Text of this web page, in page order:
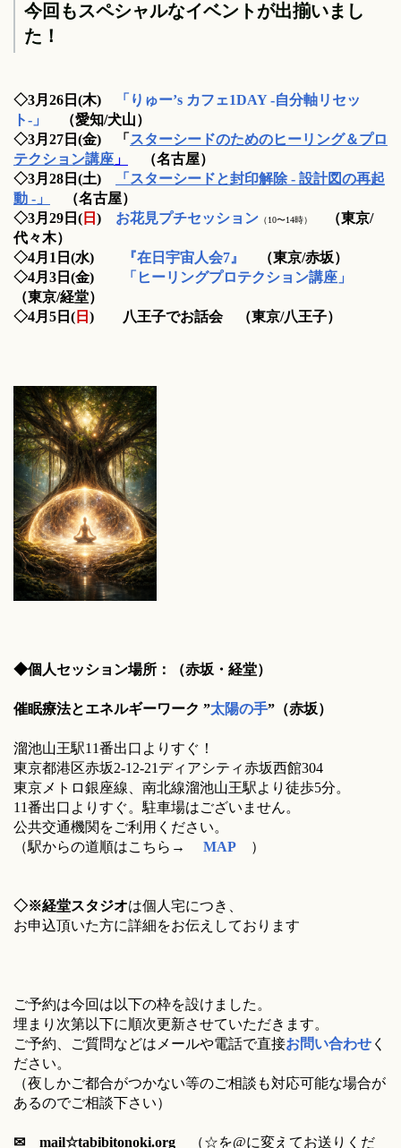
今回もスペシャルなイベントが出揃いまし
た！
◇3月26日(木)
「りゅー’s カフェ1DAY -自分軸リセッ
ト-」
（愛知/犬山）
◇3月27日(金) 「 スターシードのためのヒーリング＆プロ
テクション講座 」
（名古屋）
◇3月28日(土)
「スターシードと封印解除 - 設計図の再起
動 -」
（名古屋）
◇3月29日( 日 ) お花見プチセッション （10〜14時）
（東京/
代々木）
◇4月1日(水) 『在日宇宙人会7』
（東京/赤坂）
◇4月3日(金)
「ヒーリングプロテクション講座」
（東京/経堂）
◇4月5日 ( 日 ) 八王子でお話会 （東京/八王子）
◆個人セッション場所：（赤坂・経堂）
催眠療法とエネルギーワーク ”太陽の手”（赤坂）
溜池山王駅11番出口よりすぐ！
東京都港区赤坂2-12-21ディアシティ赤坂西館304
東京メトロ銀座線、南北線溜池山王駅より徒歩5分。
11番出口よりすぐ。駐車場はございません。
公共交通機関をご利用ください。
（駅からの道順はこちら→ MAP ）
◇※経堂スタジオは個人宅につき、
お申込頂いた方に詳細をお伝えしております
ご予約は今回は以下の枠を設けました。
埋まり次第以下に順次更新させていただきます。
ご予約、ご質問などはメールや電話で直接お問い合わせ く
ださい。
（夜しかご都合がつかない等のご相談も対応可能な場合が
あるのでご相談下さい）
✉ mail☆tabibitonoki.org （☆を@に変えてお送りくだ